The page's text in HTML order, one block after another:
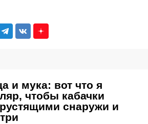
и мука: вот что я
чтобы кабачки
снаружи и